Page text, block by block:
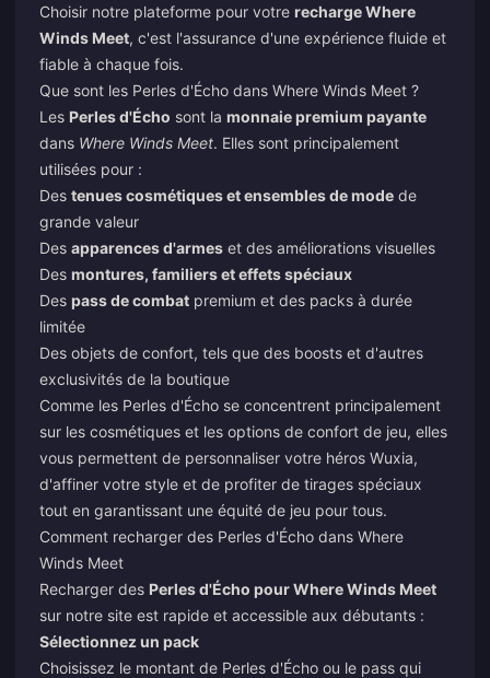
Choisir notre plateforme pour votre recharge Where
Winds Meet, c'est l'assurance d'une expérience fluide et
fiable à chaque fois.
Que sont les Perles d'Écho dans Where Winds Meet ?
Les Perles d'Écho sont la monnaie premium payante
dans Where Winds Meet. Elles sont principalement
utilisées pour :
Des tenues cosmétiques et ensembles de mode de
grande valeur
Des apparences d'armes et des améliorations visuelles
Des montures, familiers et effets spéciaux
Des pass de combat premium et des packs à durée
limitée
Des objets de confort, tels que des boosts et d'autres
exclusivités de la boutique
Comme les Perles d'Écho se concentrent principalement
sur les cosmétiques et les options de confort de jeu, elles
vous permettent de personnaliser votre héros Wuxia,
d'affiner votre style et de profiter de tirages spéciaux
tout en garantissant une équité de jeu pour tous.
Comment recharger des Perles d'Écho dans Where
Winds Meet
Recharger des Perles d'Écho pour Where Winds Meet
sur notre site est rapide et accessible aux débutants :
Sélectionnez un pack
Choisissez le montant de Perles d'Écho ou le pass qui